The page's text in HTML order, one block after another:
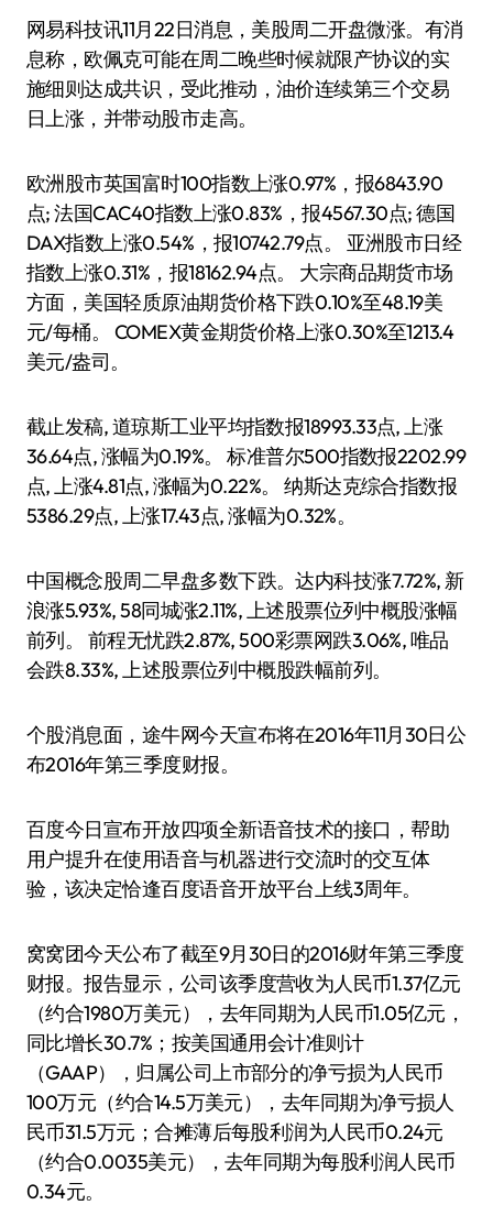
网易科技讯11月22日消息，美股周二开盘微涨。有消
息称，欧佩克可能在周二晚些时候就限产协议的实
施细则达成共识，受此推动，油价连续第三个交易
日上涨，并带动股市走高。
欧洲股市英国富时100指数上涨0.97%，报6843.90
点; 法国CAC40指数上涨0.83%，报4567.30点; 德国
DAX指数上涨0.54%，报10742.79点。 亚洲股市日经
指数上涨0.31%，报18162.94点。 大宗商品期货市场
方面，美国轻质原油期货价格下跌0.10%至48.19美
元/每桶。 COMEX黄金期货价格上涨0.30%至1213.4
美元/盎司。
截止发稿, 道琼斯工业平均指数报18993.33点, 上涨
36.64点, 涨幅为0.19%。 标准普尔500指数报2202.99
点, 上涨4.81点, 涨幅为0.22%。 纳斯达克综合指数报
5386.29点, 上涨17.43点, 涨幅为0.32%。
中国概念股周二早盘多数下跌。达内科技涨7.72%, 新
浪涨5.93%, 58同城涨2.11%, 上述股票位列中概股涨幅
前列。 前程无忧跌2.87%, 500彩票网跌3.06%, 唯品
会跌8.33%, 上述股票位列中概股跌幅前列。
个股消息面，途牛网今天宣布将在2016年11月30日公
布2016年第三季度财报。
百度今日宣布开放四项全新语音技术的接口，帮助
用户提升在使用语音与机器进行交流时的交互体
验，该决定恰逢百度语音开放平台上线3周年。
窝窝团今天公布了截至9月30日的2016财年第三季度
财报。报告显示，公司该季度营收为人民币1.37亿元
（约合1980万美元），去年同期为人民币1.05亿元，
同比增长30.7%；按美国通用会计准则计
（GAAP），归属公司上市部分的净亏损为人民币
100万元（约合14.5万美元），去年同期为净亏损人
民币31.5万元；合摊薄后每股利润为人民币0.24元
（约合0.0035美元），去年同期为每股利润人民币
0.34元。